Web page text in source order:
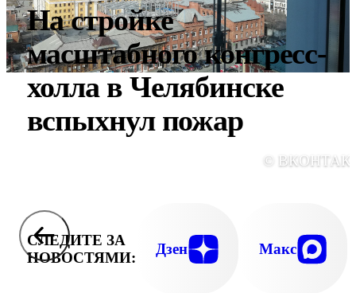
На стройке
масштабного конгресс-
холла в Челябинске
вспыхнул пожар
©
СЛЕДИТЕ ЗА
НОВОСТЯМИ:
Дзен Макс